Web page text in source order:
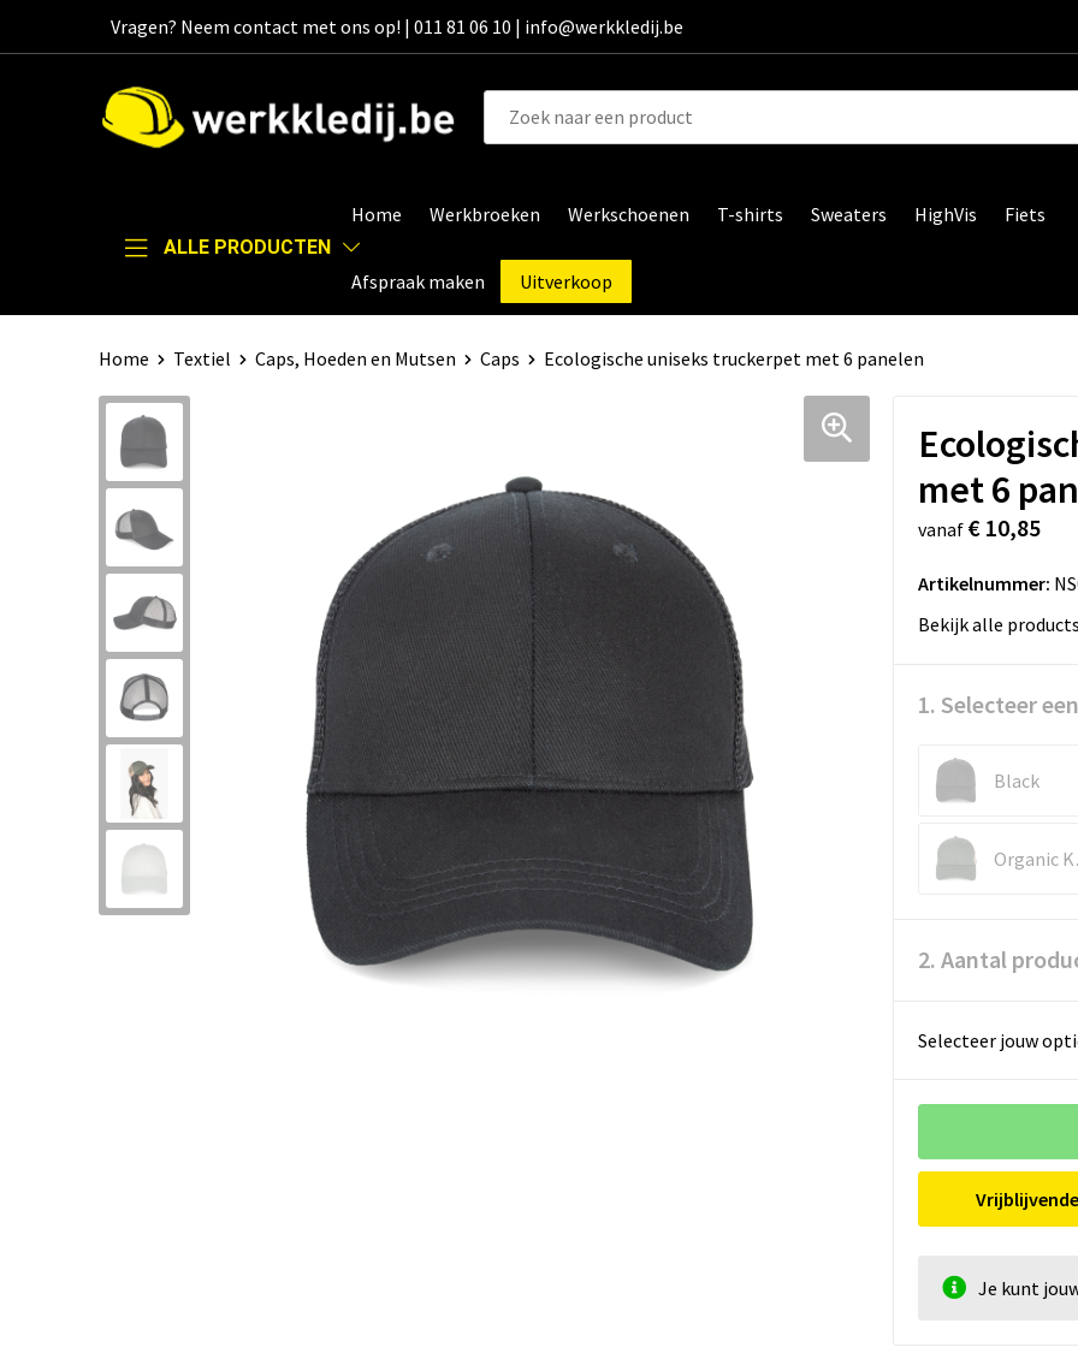
Vragen? Neem contact met ons op! | 011 81 06 10 | info@werkkledij.be
ALLE PRODUCTEN
Home Werkbroeken Werkschoenen T-shirts Sweaters HighVis Fiets
Afspraak maken Uitverkoop
Home Textiel Caps, Hoeden en Mutsen Caps Ecologische uniseks truckerpet met 6 panelen
met 6
vanaf € 10,85
Artikelnummer:
Bekijk alle
1. Selecteer
Black
2. Aantal
Selecteer jouw
Je kunt